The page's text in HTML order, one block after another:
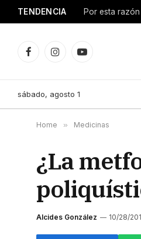
TENDENCIA
FacebookInstagramYouTube
sábado, agosto 1
Home » Medicinas
¿La
Alcides González 10/28/